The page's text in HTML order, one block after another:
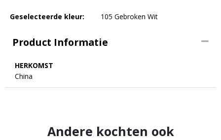
Geselecteerde kleur: 105 Gebroken Wit
Product Informatie
HERKOMST
China
Andere kochten ook